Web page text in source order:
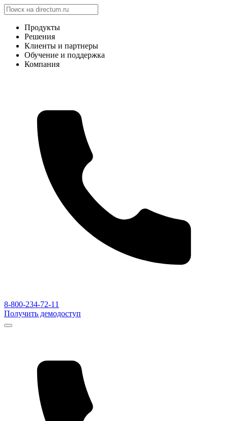
Продукты
Решения
Клиенты и партнеры
Обучение и поддержка
Компания
8-800-234-72-11
Получить демодоступ